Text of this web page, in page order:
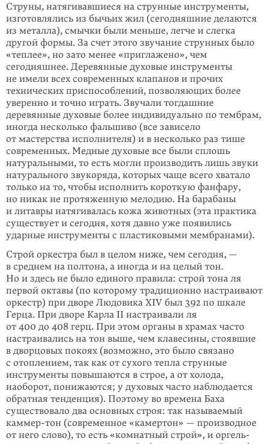
Струны, натягивавшиеся на струнные инструменты,
изготовлялись из бычьих жил (сегодняшние делаются
из металла), смычки были меньше, легче и слегка
другой формы. За счет этого звучание струнных было
«теплее», но зато менее «приглажено», чем
сегодняшнее. Деревянные духовые инструменты
не имели всех современных клапанов и прочих
технических приспособлений, позволя­ющих более
уверенно и точно играть. Звучали тогдашние
деревянные духовые более индивидуально по тембрам,
иногда несколько фальшиво (все зависело
от мастерства исполнителя) и в несколько раз тише
современных. Медные духовые все были сплошь
натуральными, то есть могли производить лишь звуки
натурального звукоряда, которых чаще всего хватало
только на то, чтобы исполнить короткую фанфару,
но никак не протяженную мелодию. На барабаны
и литавры натягивалась кожа животных (эта практика
существует и сегодня, хотя давно уже появились
ударные инструменты с пластиковыми мембранами).
Строй оркестра был в целом ниже, чем сегодня, —
в среднем на полтона, а иногда и на целый тон.
Но и здесь не было единого правила: строй тона ля
первой октавы (по которому традиционно настраивают
оркестр) при дворе Людовика XIV был 392 по шкале
Герца. При дворе Карла II настраивали ля
от 400 до 408 герц. При этом органы в храмах часто
настраивались на тон выше, чем клавесины, стоявшие
в дворцовых покоях (возможно, это было связано
с отоплением, так как от сухого тепла струнные
инструменты повышаются в строе, а от холода,
наоборот, понижаются; у духовых часто наблюдается
обратная тенденция). Поэтому во времена Баха
существовало два основных строя: так называемый
каммер-тон (современное «камертон» — производное
от него слово), то есть «комнатный строй», и оргель-